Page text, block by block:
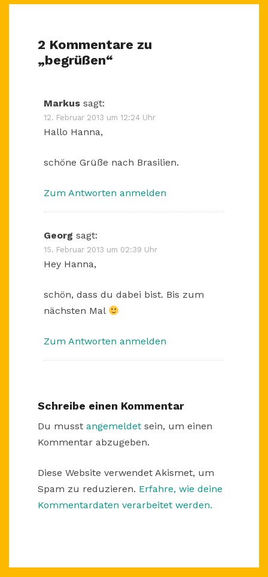
2 Kommentare zu
„begrüßen“
Markus sagt:
12. Februar 2013 um 12:24 Uhr
Hallo Hanna,
schöne Grüße nach Brasilien.
Zum Antworten anmelden
Georg sagt:
15. Februar 2013 um 02:39 Uhr
Hey Hanna,
schön, dass du dabei bist. Bis zum
nächsten Mal
Zum Antworten anmelden
Schreibe einen Kommentar
Du musst angemeldet sein, um einen
Kommentar abzugeben.
Diese Website verwendet Akismet, um
Spam zu reduzieren. Erfahre, wie deine
Kommentardaten verarbeitet werden.